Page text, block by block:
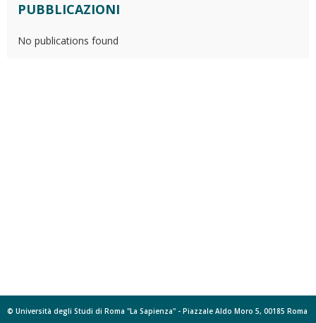
PUBBLICAZIONI
No publications found
© Università degli Studi di Roma "La Sapienza" - Piazzale Aldo Moro 5, 00185 Roma